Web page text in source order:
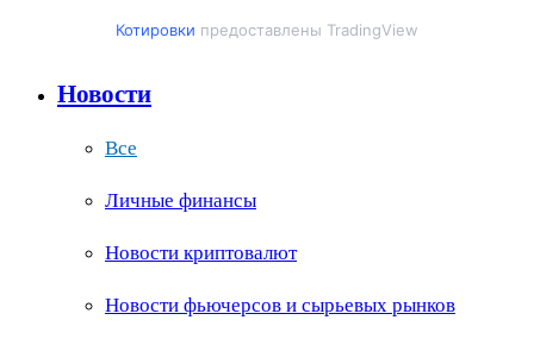
Котировки предоставлены TradingView
Новости
Все
Личные финансы
Новости криптовалют
Новости фьючерсов и сырьевых рынков